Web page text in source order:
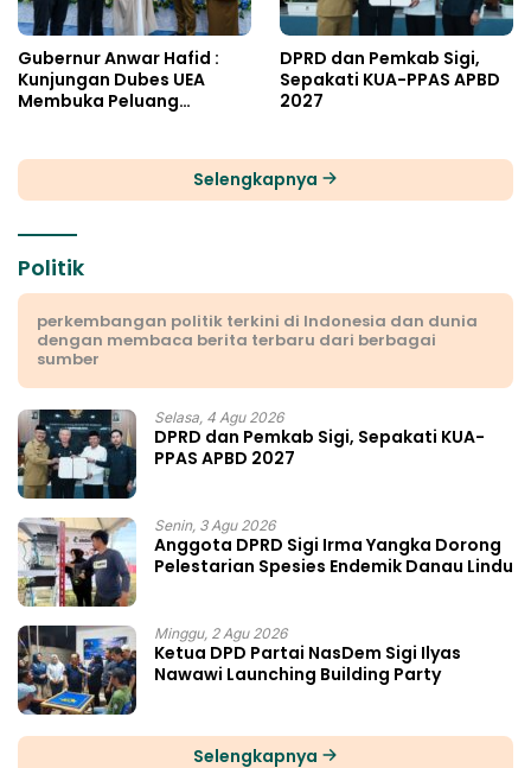
Gubernur Anwar Hafid :
Kunjungan Dubes UEA
Membuka Peluang
DPRD dan Pemkab Sigi,
Sepakati KUA-PPAS APBD
2027
Selengkapnya
Politik
perkembangan politik terkini di Indonesia dan dunia
dengan membaca berita terbaru dari berbagai
sumber
Selasa, 4 Agu 2026
DPRD dan Pemkab Sigi, Sepakati KUA-
PPAS APBD 2027
Senin, 3 Agu 2026
Anggota DPRD Sigi Irma Yangka Dorong
Pelestarian Spesies Endemik Danau Lindu
Minggu, 2 Agu 2026
Ketua DPD Partai NasDem Sigi Ilyas
Nawawi Launching Building Party
Selengkapnya